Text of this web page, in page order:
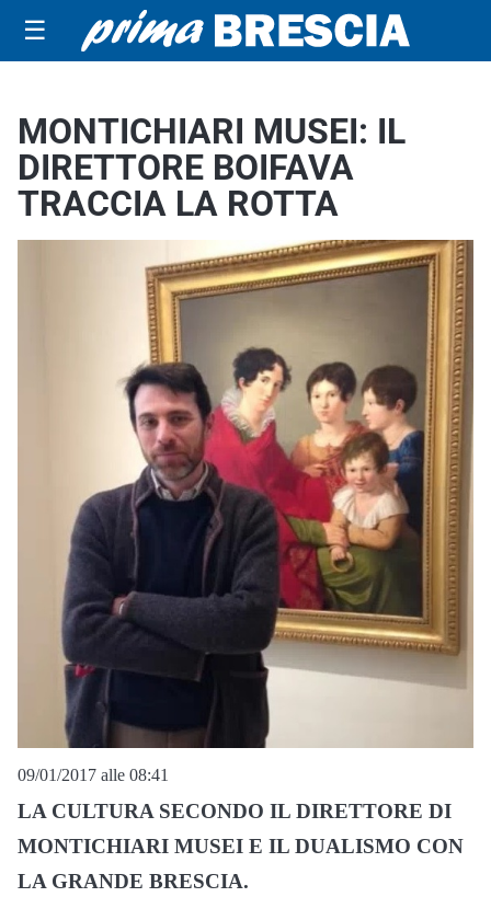
☰
MONTICHIARI MUSEI: IL
DIRETTORE BOIFAVA
TRACCIA LA ROTTA
09/01/2017 alle 08:41
LA CULTURA SECONDO IL DIRETTORE DI
MONTICHIARI MUSEI E IL DUALISMO CON
LA GRANDE BRESCIA.